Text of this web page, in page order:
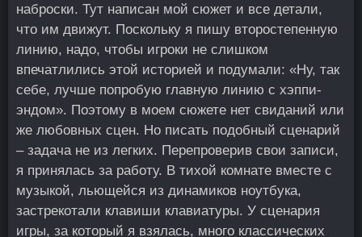
наброски. Тут написан мой сюжет и все детали,
что им движут. Поскольку я пишу второстепенную
линию, надо, чтобы игроки не слишком
впечатлились этой историей и подумали: «Ну, так
себе, лучше попробую главную линию с хэппи-
эндом». Поэтому в моем сюжете нет свиданий или
же любовных сцен. Но писать подобный сценарий
– задача не из легких. Перепроверив свои записи,
я принялась за работу. В тихой комнате вместе с
музыкой, льющейся из динамиков ноутбука,
застрекотали клавиши клавиатуры. У сценария
игры, за который я взялась, много классических